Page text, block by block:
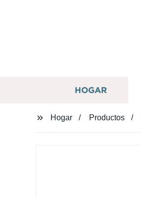
HOGAR
Hogar Productos